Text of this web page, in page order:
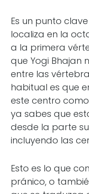
Es un punto
localiza en la
a la primera
que Yogi Bhajan
entre las
habitual es que
este centro
ya sabes que
desde la parte
incluyendo las
Esto es lo que
pránico, o